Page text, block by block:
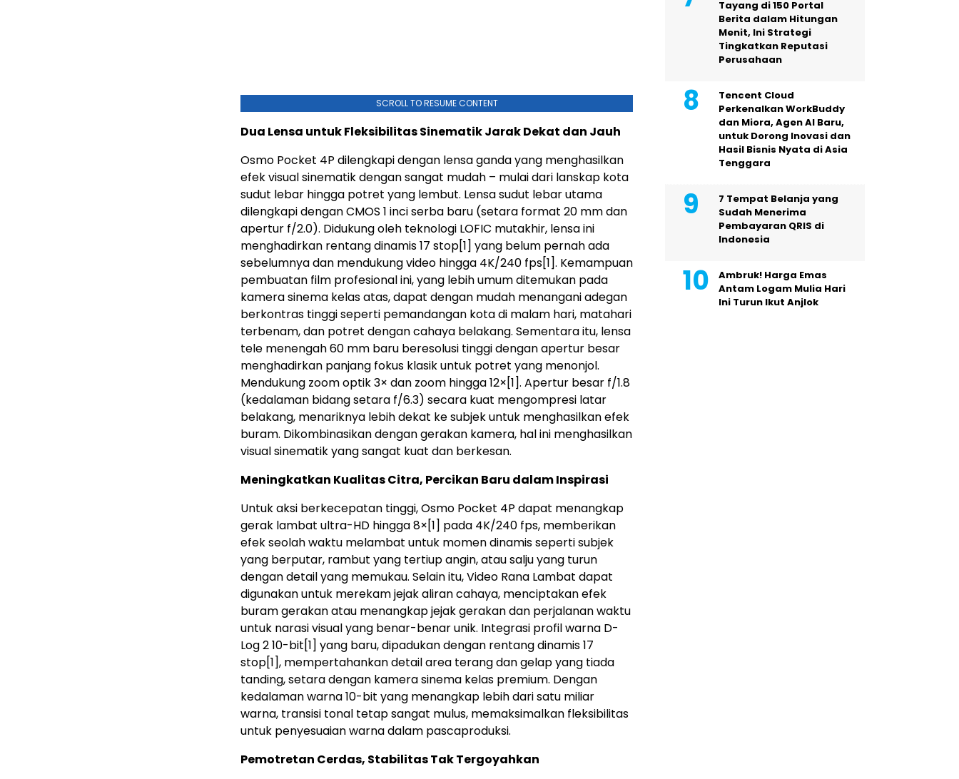
SCROLL TO RESUME CONTENT
Dua Lensa untuk Fleksibilitas Sinematik Jarak Dekat dan Jauh
Osmo Pocket 4P dilengkapi dengan lensa ganda yang menghasilkan
efek visual sinematik dengan sangat mudah – mulai dari lanskap kota
sudut lebar hingga potret yang lembut. Lensa sudut lebar utama
dilengkapi dengan CMOS 1 inci serba baru (setara format 20 mm dan
apertur f/2.0). Didukung oleh teknologi LOFIC mutakhir, lensa ini
menghadirkan rentang dinamis 17 stop[1] yang belum pernah ada
sebelumnya dan mendukung video hingga 4K/240 fps[1]. Kemampuan
pembuatan film profesional ini, yang lebih umum ditemukan pada
kamera sinema kelas atas, dapat dengan mudah menangani adegan
berkontras tinggi seperti pemandangan kota di malam hari, matahari
terbenam, dan potret dengan cahaya belakang. Sementara itu, lensa
tele menengah 60 mm baru beresolusi tinggi dengan apertur besar
menghadirkan panjang fokus klasik untuk potret yang menonjol.
Mendukung zoom optik 3× dan zoom hingga 12×[1]. Apertur besar f/1.8
(kedalaman bidang setara f/6.3) secara kuat mengompresi latar
belakang, menariknya lebih dekat ke subjek untuk menghasilkan efek
buram. Dikombinasikan dengan gerakan kamera, hal ini menghasilkan
visual sinematik yang sangat kuat dan berkesan.
Meningkatkan Kualitas Citra, Percikan Baru dalam Inspirasi
Untuk aksi berkecepatan tinggi, Osmo Pocket 4P dapat menangkap
gerak lambat ultra-HD hingga 8×[1] pada 4K/240 fps, memberikan
efek seolah waktu melambat untuk momen dinamis seperti subjek
yang berputar, rambut yang tertiup angin, atau salju yang turun
dengan detail yang memukau. Selain itu, Video Rana Lambat dapat
digunakan untuk merekam jejak aliran cahaya, menciptakan efek
buram gerakan atau menangkap jejak gerakan dan perjalanan waktu
untuk narasi visual yang benar-benar unik. Integrasi profil warna D-
Log 2 10-bit[1] yang baru, dipadukan dengan rentang dinamis 17
stop[1], mempertahankan detail area terang dan gelap yang tiada
tanding, setara dengan kamera sinema kelas premium. Dengan
kedalaman warna 10-bit yang menangkap lebih dari satu miliar
warna, transisi tonal tetap sangat mulus, memaksimalkan fleksibilitas
untuk penyesuaian warna dalam pascaproduksi.
Pemotretan Cerdas, Stabilitas Tak Tergoyahkan
Tayang di 150 Portal
Berita dalam Hitungan
Menit, Ini Strategi
Tingkatkan Reputasi
Perusahaan
Tencent Cloud
Perkenalkan WorkBuddy
dan Miora, Agen AI Baru,
untuk Dorong Inovasi dan
Hasil Bisnis Nyata di Asia
Tenggara
7 Tempat Belanja yang
Sudah Menerima
Pembayaran QRIS di
Indonesia
Ambruk! Harga Emas
Antam Logam Mulia Hari
Ini Turun Ikut Anjlok